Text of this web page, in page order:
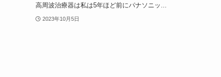
高周波治療器は私は5年ほど前にパナソニッ...
2023年10月5日